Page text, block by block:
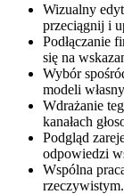
Wizualny
przeciągnij i
Podłączanie
się na
Wybór
modeli
Wdrażanie
kanałach
Podgląd
odpowiedzi
Wspólna
rzeczywistym.